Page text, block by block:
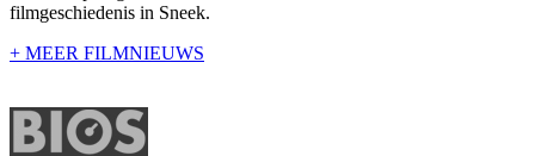
filmgeschiedenis in Sneek.
+ MEER FILMNIEUWS